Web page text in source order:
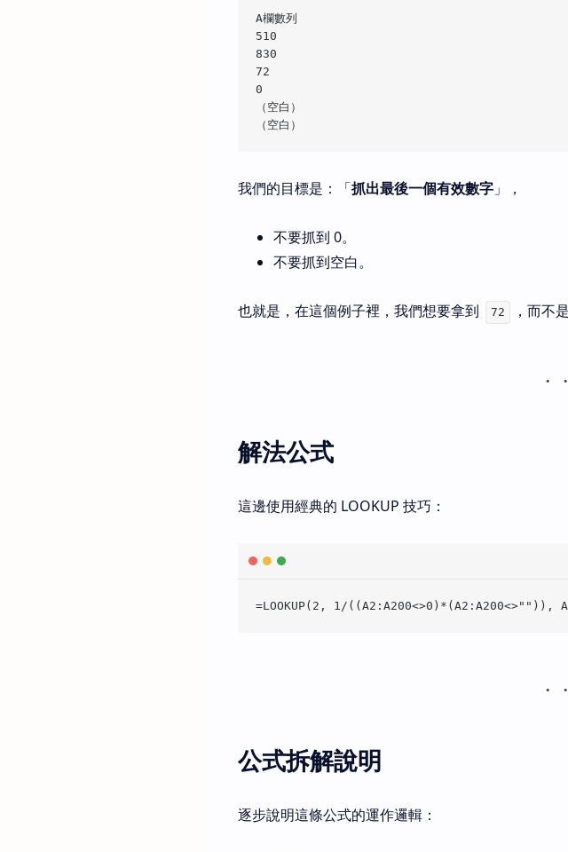
A欄數列
510
830
72
0
（空白）
我們的目標是：「抓出最後一個有效數字」，
不要抓到 0。
不要抓到空白。
也就是，在這個例子裡，我們想要拿到 72 ，而不
解法公式
這邊使用經典的 LOOKUP 技巧：
公式拆解說明
逐步說明這條公式的運作邏輯：